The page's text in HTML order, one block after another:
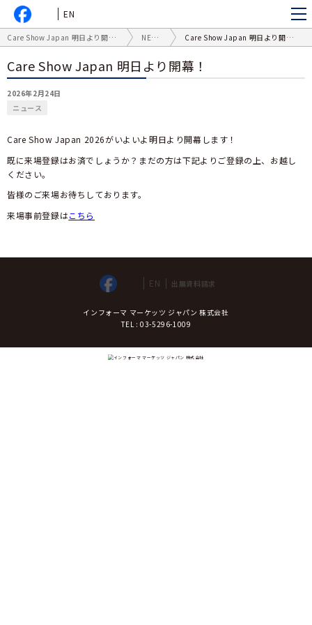
EN
Care Show Japan 明日より開幕！ NEWS Care Show Japan 明日より開幕！
Care Show Japan 明日より開幕！
2026年2月24日
ニュース
Care Show Japan 2026がいよいよ明日より開幕します！
既に来場登録はお済でしょうか？まだの方は下記よりご登録の上、お越し
ください。
皆様のご来場お待ちしております。
来場事前登録はこちら
EN 出展資料請求
インフォーマ マーケッツ ジャパン 株式会社
TEL : 03-5296-1009